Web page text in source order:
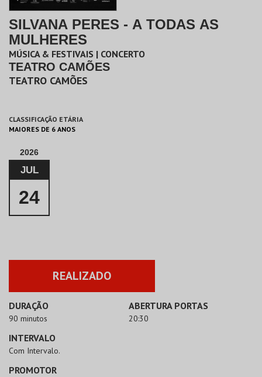
SILVANA PERES - A TODAS AS
MULHERES
MÚSICA & FESTIVAIS | CONCERTO
TEATRO CAMÕES
TEATRO CAMÕES
CLASSIFICAÇÃO ETÁRIA
MAIORES DE 6 ANOS
2026
JUL
24
REALIZADO
DURAÇÃO
90 minutos
ABERTURA PORTAS
20:30
INTERVALO
Com Intervalo.
PROMOTOR